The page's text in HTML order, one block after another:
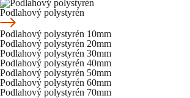
Podlahový polystyrén
Podlahový polystyrén 10mm
Podlahový polystyrén 20mm
Podlahový polystyrén 30mm
Podlahový polystyrén 40mm
Podlahový polystyrén 50mm
Podlahový polystyrén 60mm
Podlahový polystyrén 70mm